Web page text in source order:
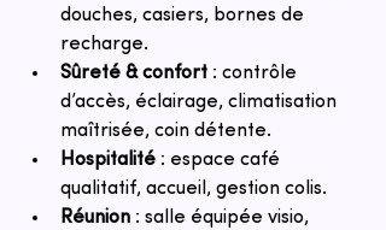
douches, casiers, bornes de
recharge.
Sûreté & confort : contrôle
d’accès, éclairage, climatisation
maîtrisée, coin détente.
Hospitalité : espace café
qualitatif, accueil, gestion colis.
Réunion : salle équipée visio,